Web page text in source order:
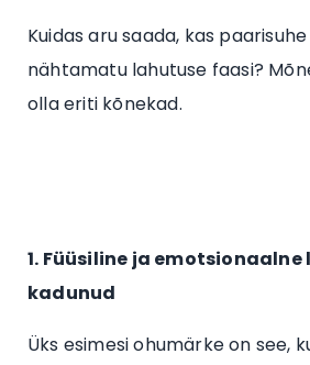
Kuidas aru saada, kas
nähtamatu lahutuse faasi?
olla eriti kõnekad.
1. Füüsiline ja emotsionaalne
kadunud
Üks esimesi ohumärke on see,